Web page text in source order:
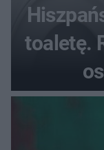
toaletę.